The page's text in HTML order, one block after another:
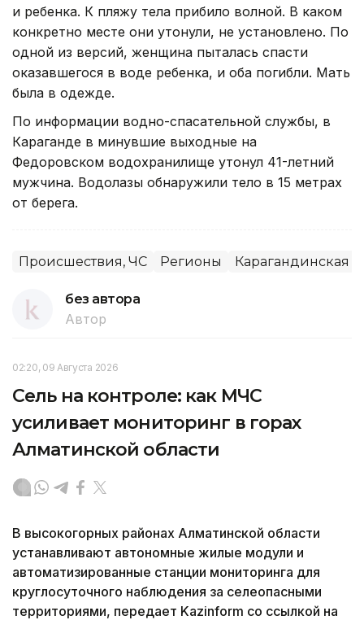
и ребенка. К пляжу тела прибило волной. В каком
конкретно месте они утонули, не установлено. По
одной из версий, женщина пыталась спасти
оказавшегося в воде ребенка, и оба погибли. Мать
была в одежде.
По информации водно-спасательной службы, в
Караганде в минувшие выходные на
Федоровском водохранилище утонул 41-летний
мужчина. Водолазы обнаружили тело в 15 метрах
от берега.
Происшествия, ЧС Регионы Карагандинская
без автора
Автор
02:20, 09 Августа 2026
Сель на контроле: как МЧС
усиливает мониторинг в горах
Алматинской области
В высокогорных районах Алматинской области
устанавливают автономные жилые модули и
автоматизированные станции мониторинга для
круглосуточного наблюдения за селеопасными
территориями, передает Kazinform со ссылкой на